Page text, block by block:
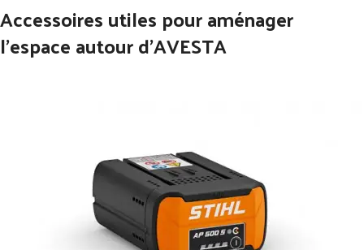
Accessoires utiles pour aménager
l’espace autour d’AVESTA